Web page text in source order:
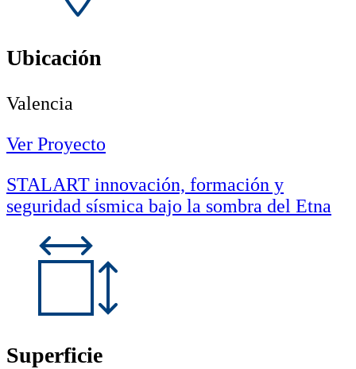
Ubicación
Valencia
Ver Proyecto
STALART innovación, formación y
seguridad sísmica bajo la sombra del Etna
Superficie